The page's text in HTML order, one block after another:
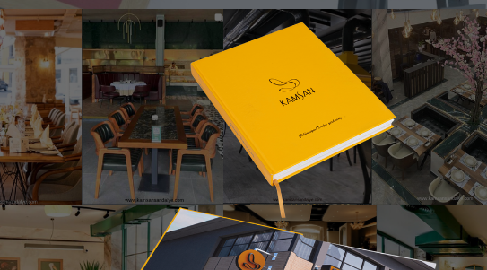
Oyun Masaları
Game 02 Oyun Masa
Oyun Masaları
Game 01 Oyun Masa